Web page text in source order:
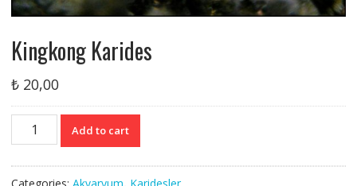
Kingkong Karides
₺20,00
Kingkong
Add to cart